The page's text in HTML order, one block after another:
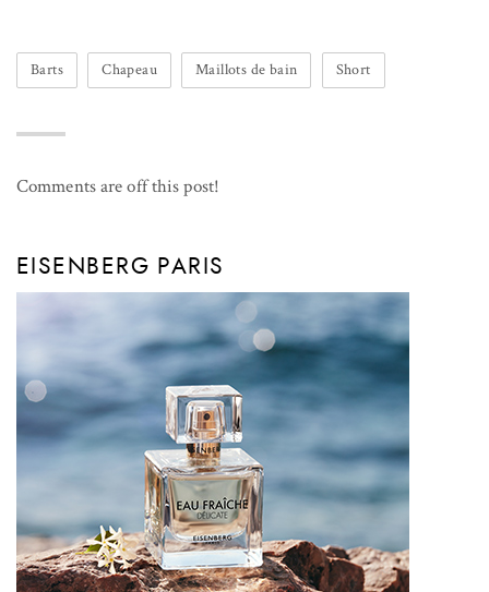
Barts Chapeau Maillots de bain Short
Comments are off this post!
EISENBERG PARIS